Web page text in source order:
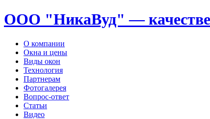
ООО "НикаВуд" —
О компании
Окна и цены
Виды окон
Технология
Партнерам
Фотогалерея
Вопрос-ответ
Статьи
Видео